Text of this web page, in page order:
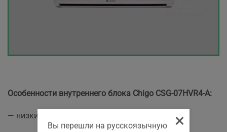
Особенности внутреннего блока Chigo CSG-07HVR4-A:
— низкий уровень шума; ×
Вы перешли на русскоязычную